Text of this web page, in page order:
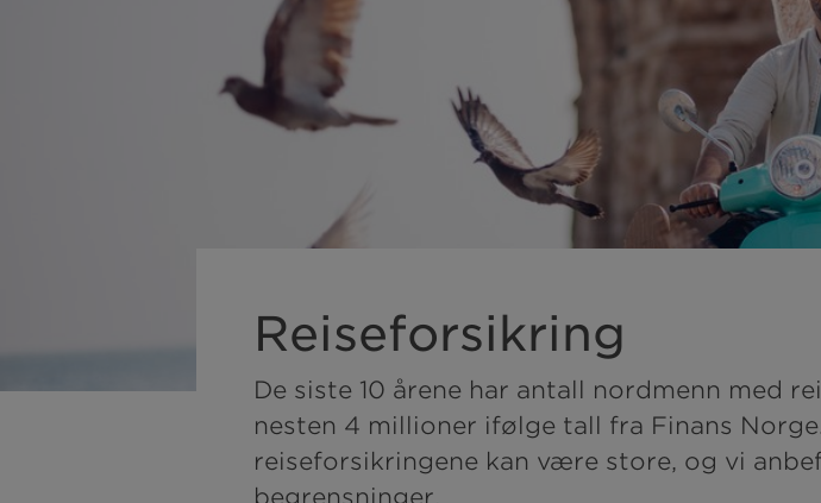
Reiseforsikring
De siste 10 årene har antall nordmenn med
nesten 4 millioner ifølge tall fra Finans
reiseforsikringene kan være store, og vi
begrensninger.